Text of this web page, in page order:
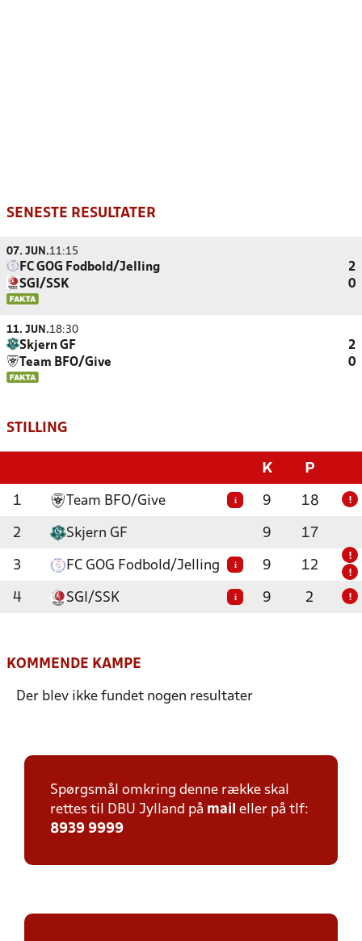
SENESTE RESULTATER
07. JUN.11:15
FC GOG Fodbold/Jelling
2
SGI/SSK
0
11. JUN.18:30
Skjern GF
2
Team BFO/Give
0
STILLING
K P
1 Team BFO/Give i 9 18 !
2 Skjern GF 9 17
3 FC GOG Fodbold/Jelling i 9 12
!
!
4 SGI/SSK i 9 2 !
KOMMENDE KAMPE
Der blev ikke fundet nogen resultater
Spørgsmål omkring denne række skal
rettes til DBU Jylland på mail eller på tlf:
8939 9999